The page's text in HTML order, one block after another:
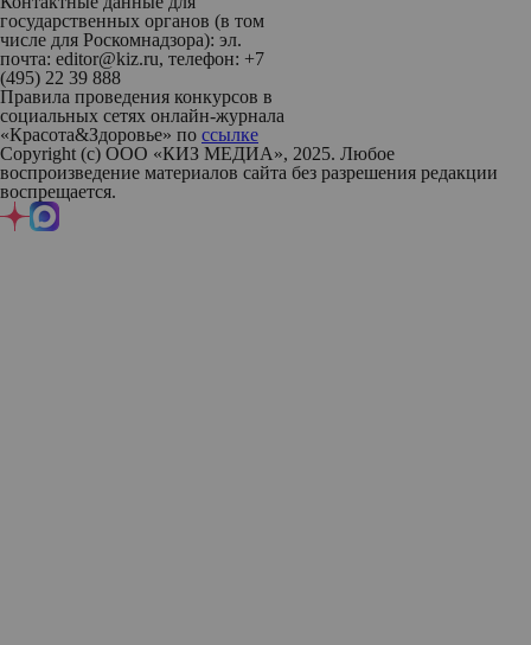
государственных органов (в том
числе для Роскомнадзора): эл.
почта: editor@kiz.ru, телефон: +7
(495) 22 39 888
Правила проведения конкурсов в
социальных сетях онлайн-журнала
«Красота&Здоровье» по ссылке
Copyright (с) ООО «КИЗ МЕДИА», 2025. Любое
воспроизведение материалов сайта без разрешения редакции
воспрещается.